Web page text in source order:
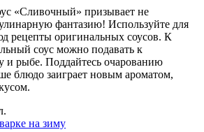
«Сливочный» призывает не
фантазию! Используйте для
рецепты оригинальных соусов. К
соус можно подавать к
и рыбе. Поддайтесь очарованию
блюдо заиграет новым ароматом,
на зиму